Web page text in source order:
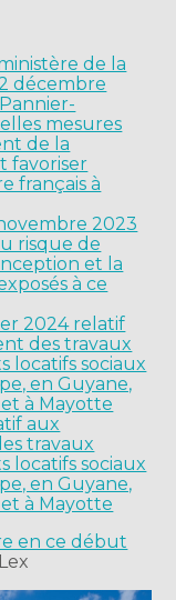
de la
décembre
mesures
de la
favoriser
français à
2023
risque de
et la
à ce
2024 relatif
des travaux
locatifs sociaux
en Guyane,
à Mayotte
aux
travaux
locatifs sociaux
en Guyane,
à Mayotte
en ce début